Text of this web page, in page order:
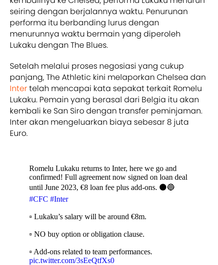
seiring dengan berjalannya waktu. Penurunan
performa itu berbanding lurus dengan
menurunnya waktu bermain yang diperoleh
Lukaku dengan The Blues.
Setelah melalui proses negosiasi yang cukup
panjang, The Athletic kini melaporkan Chelsea dan
Intertelah mencapai kata sepakat terkait Romelu
Lukaku. Pemain yang berasal dari Belgia itu akan
kembali ke San Siro dengan transfer peminjaman.
Inter akan mengeluarkan biaya sebesar 8 juta
Euro.
Romelu Lukaku returns to Inter, here we go and
confirmed! Full agreement now signed on loan deal
until June 2023, €8 loan fee plus add-ons. ⚫️🔵
#CFC #Inter
▫️ Lukaku’s salary will be around €8m.
▫️ NO buy option or obligation clause.
▫️ Add-ons related to team performances.
pic.twitter.com/3sEeQtfXs0